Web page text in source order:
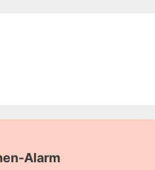
Alarm